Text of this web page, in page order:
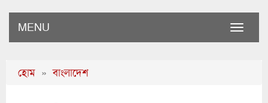
Toggle
MENU
হোম » বাংলাদেশ